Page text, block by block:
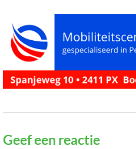
Geef een reactie